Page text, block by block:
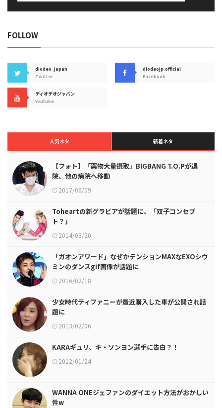
FOLLOW
diodeo_japan
Twitter
diodeojp.official
Facebook
ディオデオジャパン
Youtube
人気ネタ 新着ネタ
【フォト】「薬物大量摂取」BIGBANG T.O.Pが退
院、他の病院へ移動
2017/06/09
Toheartの新グラビアが話題に、「双子コンセプ
ト？」
2014/03/20
「ガオンアワード」なぜかテンションMAXなEXOシウ
ミンのダンスgif画像が話題に
2016/02/18
少女時代ティファニーが最近購入した車が公開され話
題に
2013/02/06
KARAギュリ、キ・ソンヨン選手に告白？！
2012/01/24
WANNA ONEジェファンのダイエット方法がおかしい
件w